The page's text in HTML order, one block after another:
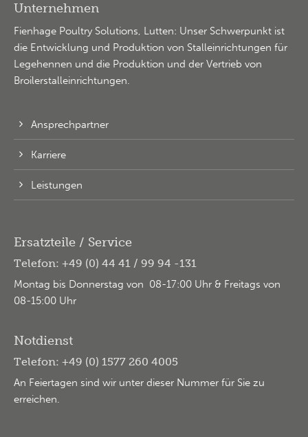
Unternehmen
Fienhage Poultry Solutions, Lutten: Unser Schwerpunkt ist
die Entwicklung und Produktion von Stalleinrichtungen für
Legehennen und die Produktion und der Vertrieb von
Broilerstalleinrichtungen.
Ansprechpartner
Karriere
Leistungen
Ersatzteile / Service
Telefon: +49 (0) 44 41 / 99 94 -131
Montag bis Donnerstag von 08-17:00 Uhr & Freitags von
08-15:00 Uhr
Notdienst
Telefon: +49 (0) 1577 260 4005
An Feiertagen sind wir unter dieser Nummer für Sie zu
erreichen.